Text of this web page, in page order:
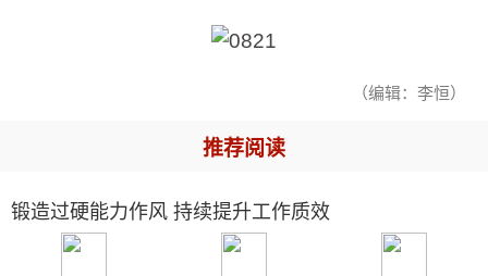
（编辑：李恒）
推荐阅读
锻造过硬能力作风 持续提升工作质效